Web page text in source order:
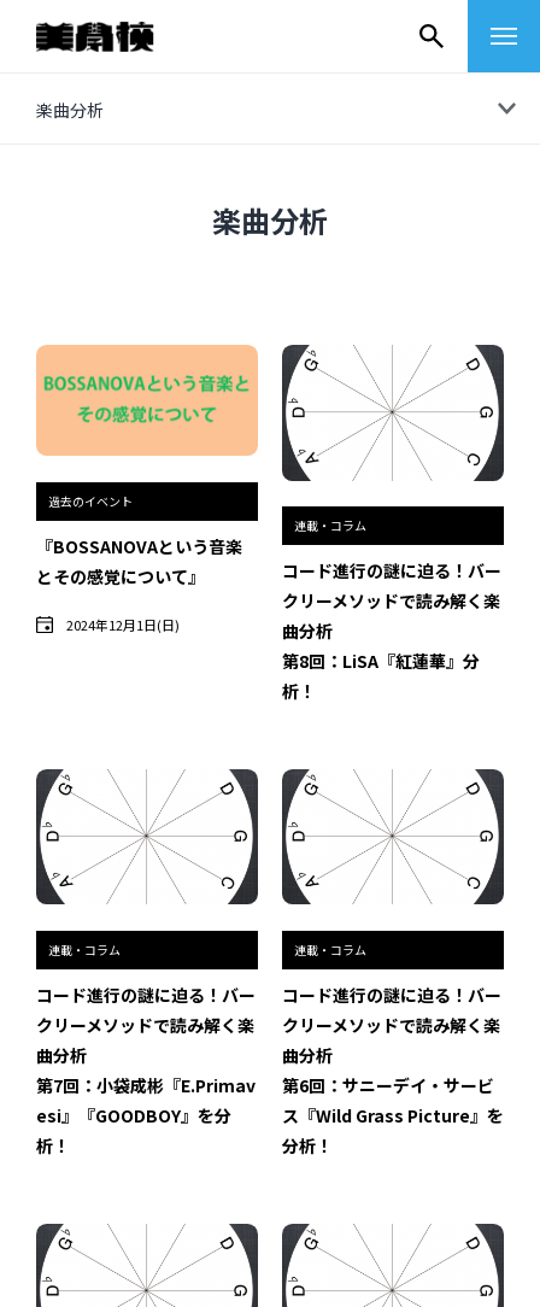
楽曲分析
その他
イベントレポート
インタビュー
受講生・修了生の活動
講座レポート
連載・コラム
近日開催のイベント・オープン講座・展覧会
イベント
オープン講座
過去のイベント・オープン講座・展覧会
過去のオープン講座
楽曲分析
過去のイベント
『BOSSANOVAという音楽
とその感覚について』
2024年12月1日(日)
連載・コラム
コード進行の謎に迫る！バー
クリーメソッドで読み解く楽
曲分析
第8回：LiSA『紅蓮華』分
析！
連載・コラム
コード進行の謎に迫る！バー
クリーメソッドで読み解く楽
曲分析
第7回：小袋成彬『E.Primav
esi』『GOODBOY』を分
析！
連載・コラム
コード進行の謎に迫る！バー
クリーメソッドで読み解く楽
曲分析
第6回：サニーデイ・サービ
ス『Wild Grass Picture』を
分析！